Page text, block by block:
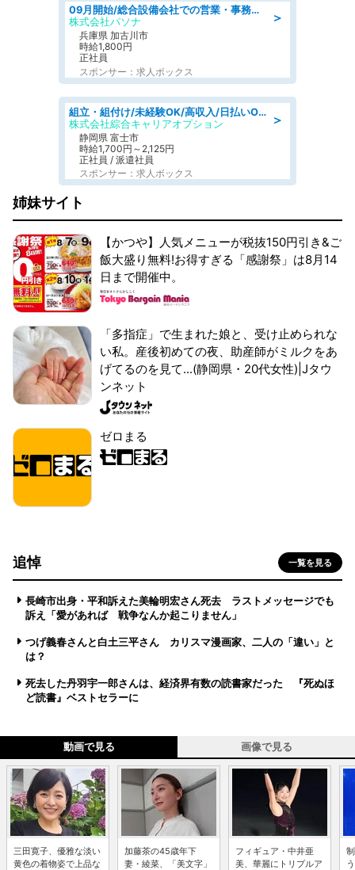
＞
09月開始/総合設備会社での営業・事務のお仕事/車通勤可/賞与あり/営業/営業事務
株式会社パソナ
兵庫県 加古川市
時給1,800円
正社員
スポンサー：求人ボックス
＞
組立・組付け/未経験OK/高収入/日払いOK/寮費無料/交替制
株式会社綜合キャリアオプション
静岡県 富士市
時給1,700円～2,125円
正社員 / 派遣社員
スポンサー：求人ボックス
姉妹サイト
【かつや】人気メニューが税抜150円引き&ご
飯大盛り無料!お得すぎる「感謝祭」は8月14
日まで開催中。
「多指症」で生まれた娘と、受け止められな
い私。産後初めての夜、助産師がミルクをあ
げてるのを見て...(静岡県・20代女性)|Jタウ
ンネット
ゼロまる
追悼 一覧を見る
長崎市出身・平和訴えた美輪明宏さん死去 ラストメッセージでも
訴え「愛があれば 戦争なんか起こりません」
つげ義春さんと白土三平さん カリスマ漫画家、二人の「違い」と
は？
死去した丹羽宇一郎さんは、経済界有数の読書家だった 『死ぬほ
ど読書』ベストセラーに
動画で見る 画像で見る
三田寛子、優雅な淡い
黄色の着物姿で上品な
加藤茶の45歳年下
妻・綾菜、「美文字」
フィギュア・中井亜
美、華麗にトリプルア